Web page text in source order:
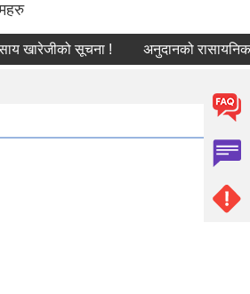
खारेजीको सूचना ! अनुदानको रासायनिक